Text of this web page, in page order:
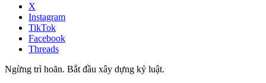
X
Instagram
TikTok
Facebook
Threads
Ngừng trì hoãn. Bắt đầu xây dựng kỷ luật.